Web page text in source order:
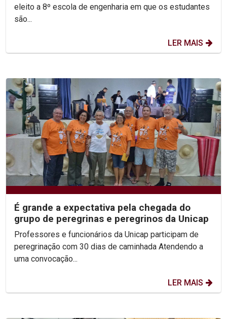
eleito a 8º escola de engenharia em que os estudantes
são...
LER MAIS
É grande a expectativa pela chegada do
grupo de peregrinas e peregrinos da Unicap
Professores e funcionários da Unicap participam de
peregrinação com 30 dias de caminhada Atendendo a
uma convocação...
LER MAIS